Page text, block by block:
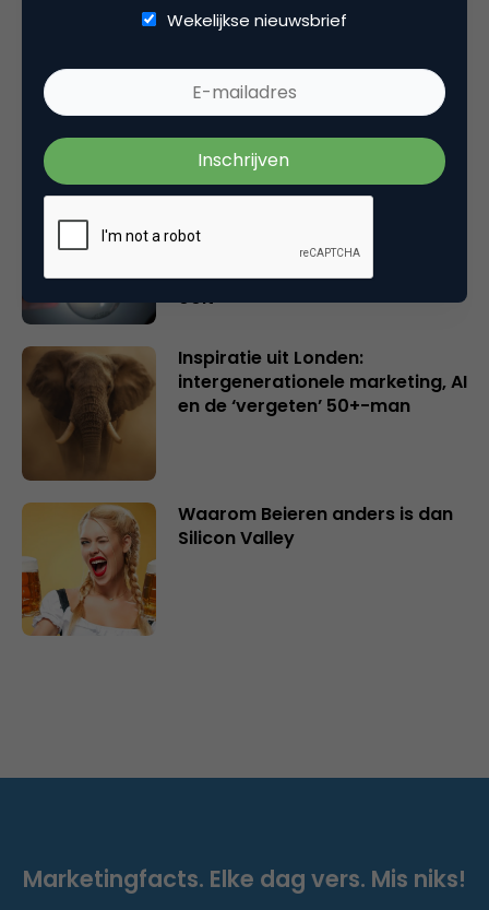
Wake-upcall voor ontwerpers
en merkeigenaren
Creatieve sector als aanjager
van innovatie en ontsluiter en
verbinder van industrieën
belangrijker en urgenter dan
ooit
Inspiratie uit Londen:
intergenerationele marketing, AI
en de ‘vergeten’ 50+-man
Waarom Beieren anders is dan
Silicon Valley
Wekelijkse nieuwsbrief
Marketingfacts. Elke dag vers. Mis niks!